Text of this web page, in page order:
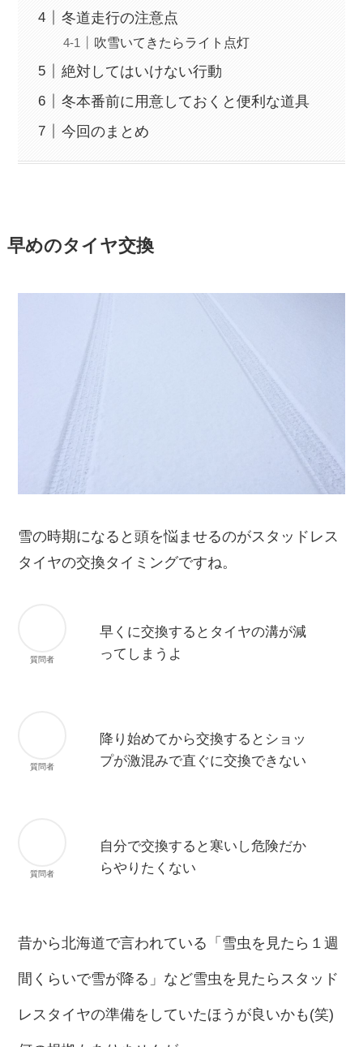
冬道走行の注意点
吹雪いてきたらライト点灯
絶対してはいけない行動
冬本番前に用意しておくと便利な道具
今回のまとめ
早めのタイヤ交換
雪の時期になると頭を悩ませるのがスタッドレス
タイヤの交換タイミングですね。
質問者
早くに交換するとタイヤの溝が減
ってしまうよ
質問者
降り始めてから交換するとショッ
プが激混みで直ぐに交換できない
質問者
自分で交換すると寒いし危険だか
らやりたくない
昔から北海道で言われている「雪虫を見たら１週
間くらいで雪が降る」など雪虫を見たらスタッド
レスタイヤの準備をしていたほうが良いかも(笑)